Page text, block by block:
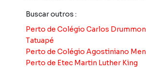
Buscar outros :
Perto de Colégio Carlos
Tatuapé
Perto de Colégio Agostiniano
Perto de Etec Martin Luther King